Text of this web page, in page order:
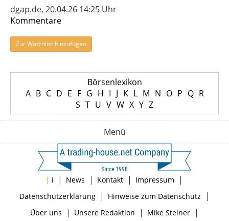
dgap.de, 20.04.26 14:25 Uhr
Kommentare
Zur Watchlist hinzufügen
Börsenlexikon
A B C D E F G H I J K L M N O P Q R
S T U V W X Y Z
Menü
| i | News | Kontakt | Impressum |
Datenschutzerklärung| Hinweise zum Datenschutz |
Über uns | Unsere Redaktion | Mike Steiner|